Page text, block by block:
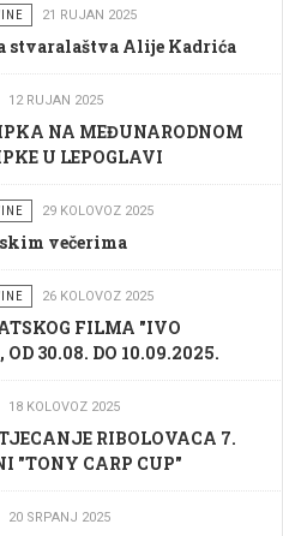
21 RUJAN 2025
stvaralaštva Alije Kadrića
12 RUJAN 2025
NA MEĐUNARODNOM
U LEPOGLAVI
29 KOLOVOZ 2025
večerima
26 KOLOVOZ 2025
FILMA "IVO
OD 30.08. DO 10.09.2025.
18 KOLOVOZ 2025
RIBOLOVACA 7.
"TONY CARP CUP"
20 SRPANJ 2025